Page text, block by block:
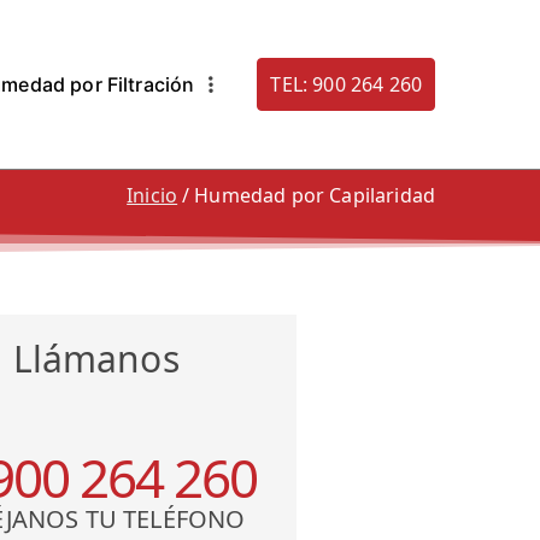
900 264 260
Humestop
por Filtración TEL: 900 264 260
Inicio Humedad por Capilaridad
Llámanos
264 260
TU TELÉFONO